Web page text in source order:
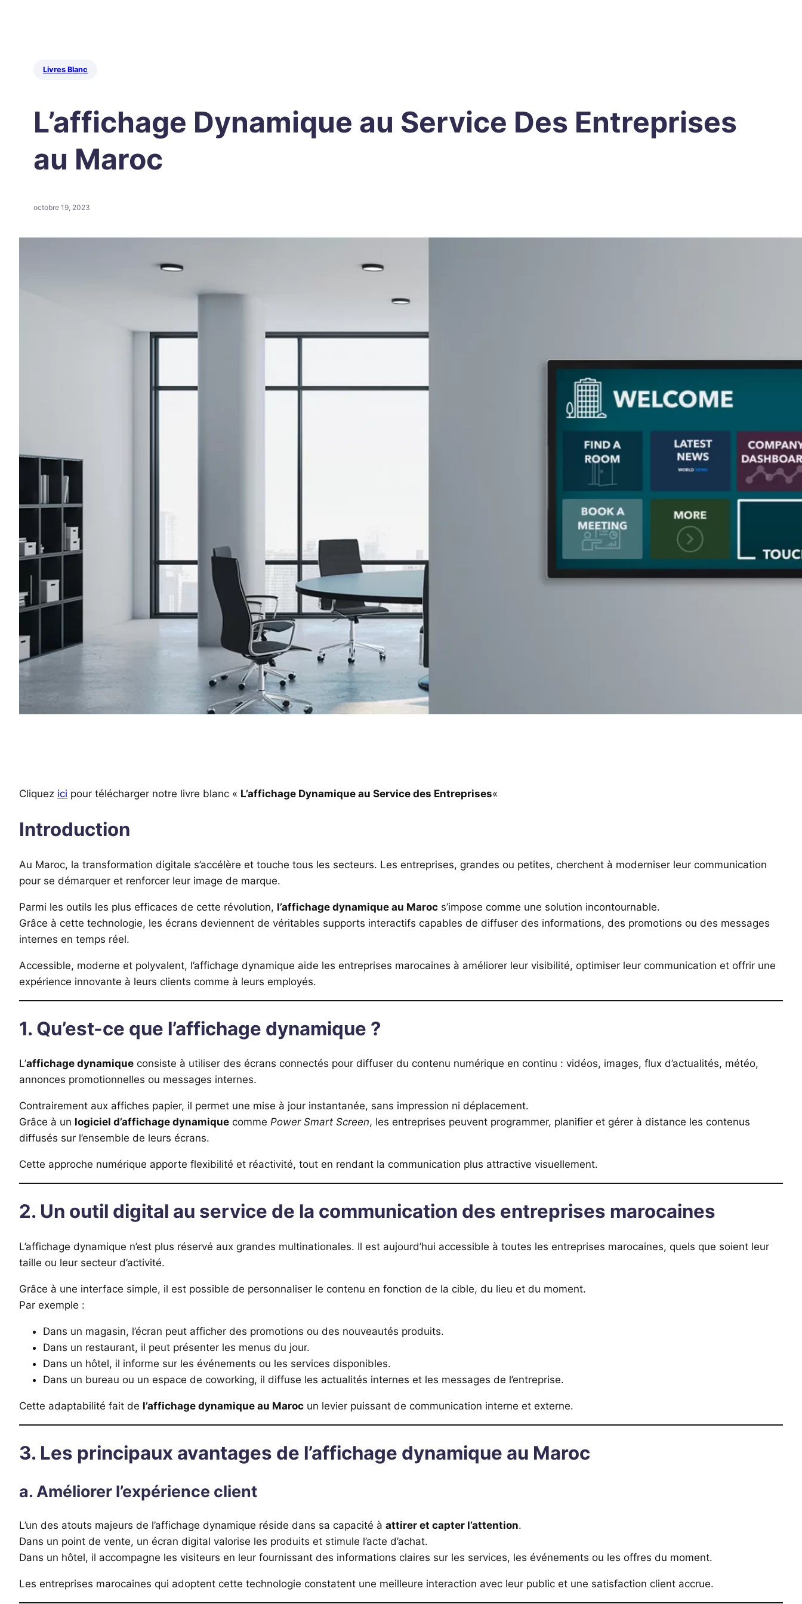
Livres Blanc
L’affichage Dynamique au Service Des Entreprises
au Maroc
octobre 19, 2023
Cliquez ici pour télécharger notre livre blanc « L’affichage Dynamique au Service des Entreprises«
Introduction
Au Maroc, la transformation digitale s’accélère et touche tous les secteurs. Les entreprises, grandes ou petites, cherchent à moderniser leur communication
pour se démarquer et renforcer leur image de marque.
Parmi les outils les plus efficaces de cette révolution, l’affichage dynamique au Maroc s’impose comme une solution incontournable.
Grâce à cette technologie, les écrans deviennent de véritables supports interactifs capables de diffuser des informations, des promotions ou des messages
internes en temps réel.
Accessible, moderne et polyvalent, l’affichage dynamique aide les entreprises marocaines à améliorer leur visibilité, optimiser leur communication et offrir une
expérience innovante à leurs clients comme à leurs employés.
1. Qu’est-ce que l’affichage dynamique ?
L’affichage dynamique consiste à utiliser des écrans connectés pour diffuser du contenu numérique en continu : vidéos, images, flux d’actualités, météo,
annonces promotionnelles ou messages internes.
Contrairement aux affiches papier, il permet une mise à jour instantanée, sans impression ni déplacement.
Grâce à un logiciel d’affichage dynamique comme Power Smart Screen, les entreprises peuvent programmer, planifier et gérer à distance les contenus
diffusés sur l’ensemble de leurs écrans.
Cette approche numérique apporte flexibilité et réactivité, tout en rendant la communication plus attractive visuellement.
2. Un outil digital au service de la communication des entreprises marocaines
L’affichage dynamique n’est plus réservé aux grandes multinationales. Il est aujourd’hui accessible à toutes les entreprises marocaines, quels que soient leur
taille ou leur secteur d’activité.
Grâce à une interface simple, il est possible de personnaliser le contenu en fonction de la cible, du lieu et du moment.
Par exemple :
Dans un magasin, l’écran peut afficher des promotions ou des nouveautés produits.
Dans un restaurant, il peut présenter les menus du jour.
Dans un hôtel, il informe sur les événements ou les services disponibles.
Dans un bureau ou un espace de coworking, il diffuse les actualités internes et les messages de l’entreprise.
Cette adaptabilité fait de l’affichage dynamique au Maroc un levier puissant de communication interne et externe.
3. Les principaux avantages de l’affichage dynamique au Maroc
a. Améliorer l’expérience client
L’un des atouts majeurs de l’affichage dynamique réside dans sa capacité à attirer et capter l’attention.
Dans un point de vente, un écran digital valorise les produits et stimule l’acte d’achat.
Dans un hôtel, il accompagne les visiteurs en leur fournissant des informations claires sur les services, les événements ou les offres du moment.
Les entreprises marocaines qui adoptent cette technologie constatent une meilleure interaction avec leur public et une satisfaction client accrue.